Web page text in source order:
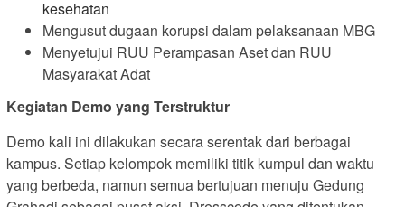
kesehatan
Mengusut dugaan korupsi dalam pelaksanaan MBG
Menyetujui RUU Perampasan Aset dan RUU
Masyarakat Adat
Kegiatan Demo yang Terstruktur
Demo kali ini dilakukan secara serentak dari berbagai
kampus. Setiap kelompok memiliki titik kumpul dan waktu
yang berbeda, namun semua bertujuan menuju Gedung